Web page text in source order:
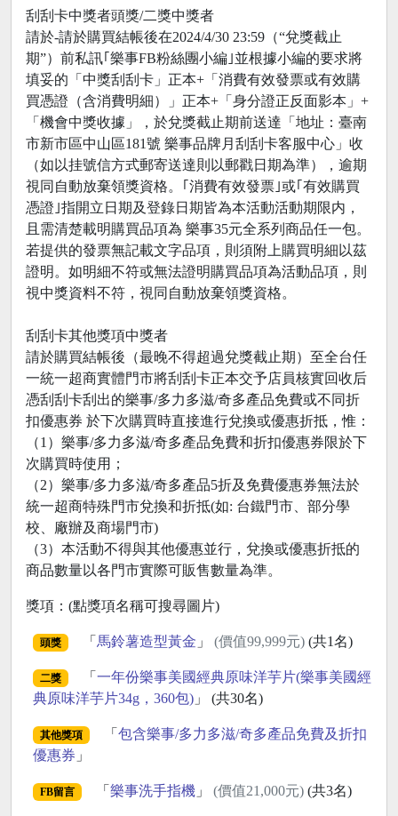
刮刮卡中獎者頭獎/二獎中獎者
請於-請於購買結帳後在2024/4/30 23:59（“兌獎截止
期”）前私訊｢樂事FB粉絲團小編｣並根據小編的要求將
填妥的「中獎刮刮卡」正本+「消費有效發票或有效購
買憑證（含消費明細）」正本+「身分證正反面影本」+
「機會中獎收據」，於兌獎截止期前送達「地址：臺南
市新市區中山區181號 樂事品牌月刮刮卡客服中心」收
（如以挂號信方式郵寄送達則以郵戳日期為準），逾期
視同自動放棄領獎資格。｢消費有效發票｣或｢有效購買
憑證｣指開立日期及登錄日期皆為本活動活動期限内，
且需清楚載明購買品項為 樂事35元全系列商品任一包。
若提供的發票無記載文字品項，則須附上購買明細以茲
證明。如明細不符或無法證明購買品項為活動品項，則
視中獎資料不符，視同自動放棄領獎資格。
刮刮卡其他獎項中獎者
請於購買結帳後（最晚不得超過兌獎截止期）至全台任
一統一超商實體門市將刮刮卡正本交予店員核實回收后
憑刮刮卡刮出的樂事/多力多滋/奇多產品免費或不同折
扣優惠券 於下次購買時直接進行兌換或優惠折抵，惟：
（1）樂事/多力多滋/奇多產品免費和折扣優惠券限於下
次購買時使用；
（2）樂事/多力多滋/奇多產品5折及免費優惠券無法於
統一超商特殊門市兌換和折抵(如: 台鐵門市、部分學
校、廠辦及商場門市)
（3）本活動不得與其他優惠並行，兌換或優惠折抵的
商品數量以各門市實際可販售數量為準。
獎項：(點獎項名稱可搜尋圖片)
頭獎 「 馬鈴薯造型黃金 」 (價值99,999元)(共1名)
二獎 「 一年份樂事美國經典原味洋芋片(樂事美國經
典原味洋芋片34g，360包) 」 (共30名)
其他獎項 「 包含樂事/多力多滋/奇多產品免費及折扣
優惠券 」
FB留言 「 樂事洗手指機」 (價值21,000元)(共3名)